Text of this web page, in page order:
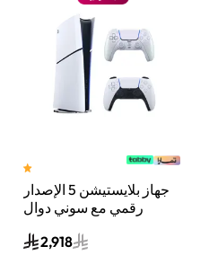
جهاز بلايستيشن 5 الإصدار
رقمي مع سوني دوال
2,918